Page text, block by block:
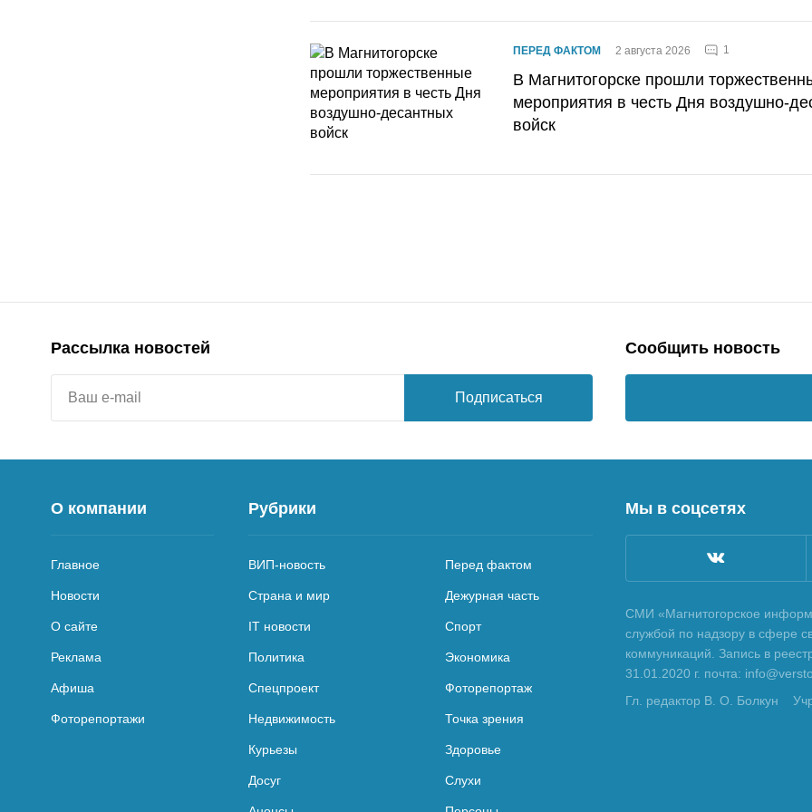
ПЕРЕД ФАКТОМ 2 августа 2026 1
В Магнитогорске прошли
мероприятия в честь Дня воздушно-
войск
Рассылка новостей
Подписаться
Сообщить новость
О компании
Главное
Новости
О сайте
Реклама
Афиша
Фоторепортажи
Рубрики
ВИП-новость Перед фактом
Страна и мир Дежурная часть
IT новости Спорт
Политика Экономика
Спецпроект Фоторепортаж
Недвижимость Точка зрения
Курьезы Здоровье
Досуг Слухи
Мы в соцсетях
СМИ «Магнитогорское
службой по надзору в сфере
коммуникаций. Запись в
31.01.2020 г. почта:
Гл. редактор В. О. Болкун